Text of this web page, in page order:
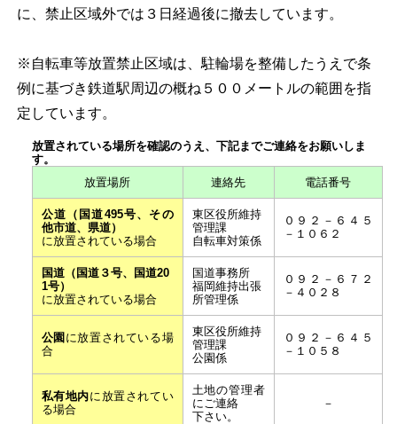
に、禁止区域外では３日経過後に撤去しています。
※自転車等放置禁止区域は、駐輪場を整備したうえで条
例に基づき鉄道駅周辺の概ね５００メートルの範囲を指
定しています。
放置されている場所を確認のうえ、下記までご連絡をお願いしま
す。
放置場所
連絡先 電話番号
公道（国道495号、その
他市道、県道）
に放置されている場合
東区役所維持
管理課
自転車対策係
０９２－６４５
－１０６２
国道（国道３号、国道20
1号）
に放置されている場合
国道事務所
福岡維持出張
所管理係
０９２－６７２
－４０２８
公園に放置されている場
合
東区役所維持
管理課
公園係
０９２－６４５
－１０５８
私有地内に放置されてい
る場合
土地の管理者
にご連絡
下さい。
－